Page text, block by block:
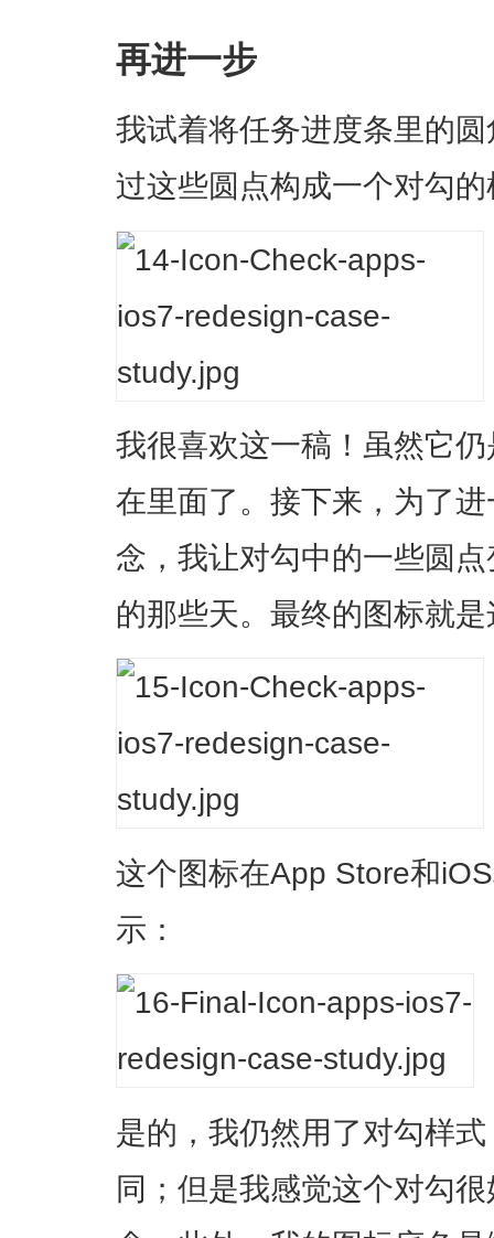
再进一步
我试着将任务进度条里的
过这些圆点构成一个对勾
我很喜欢这一稿！虽然它
在里面了。接下来，为了
念，我让对勾中的一些圆
的那些天。最终的图标就
这个图标在App Store和
示：
是的，我仍然用了对勾样
同；但是我感觉这个对勾